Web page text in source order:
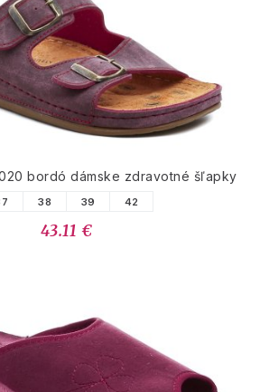
bordó dámske zdravotné šľapky
38 39 42
43.11 €